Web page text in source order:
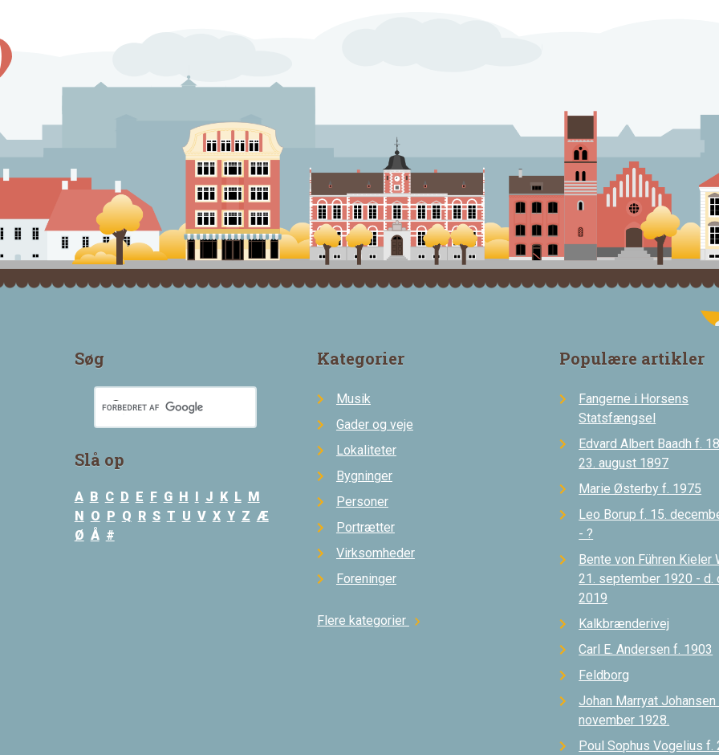
Søg
Slå op
A B C D E F G H I J K L M
N O P Q R S T U V X Y Z Æ
Ø Å #
Kategorier
Musik
Gader og veje
Lokaliteter
Bygninger
Personer
Portrætter
Virksomheder
Foreninger
Flere kategorier chevron_right
Populære artikler
Fangerne i Horsens
Statsfængsel
Edvard Albert Baadh f.
23. august 1897
Marie Østerby f. 1975
Leo Borup f. 15.
- ?
Bente von Führen Kieler
21. september 1920 - d.
2019
Kalkbrænderivej
Carl E. Andersen f. 1903
Feldborg
Johan Marryat Johansen
november 1928.
Poul Sophus Vogelius f.